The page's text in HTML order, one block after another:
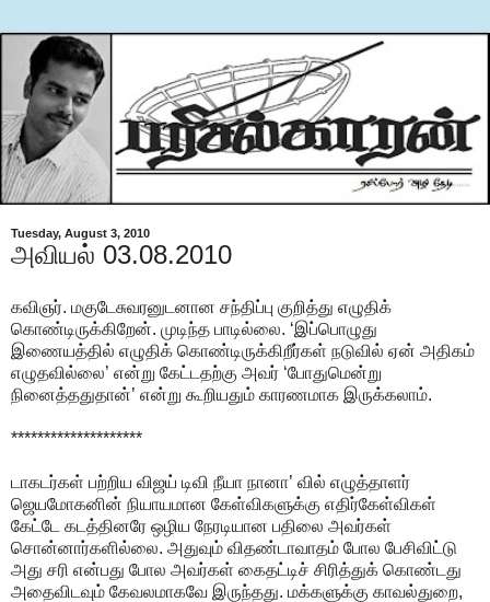
Tuesday, August 3, 2010
அவியல் 03.08.2010
கவிஞர். மகுடேசுவரனுடனான சந்திப்பு குறித்து எழுதிக்
கொண்டிருக்கிறேன். முடிந்த பாடில்லை. ‘இப்பொழுது
இணையத்தில் எழுதிக் கொண்டிருக்கிறீர்கள் நடுவில் ஏன் அதிகம்
எழுதவில்லை’ என்று கேட்டதற்கு அவர் ‘போதுமென்று
நினைத்ததுதான்’ என்று கூறியதும் காரணமாக இருக்கலாம்.
********************
டாகடர்கள் பற்றிய விஜய் டிவி நீயா நானா’ வில் எழுத்தாளர்
ஜெயமோகனின் நியாயமான கேள்விகளுக்கு எதிர்கேள்விகள்
கேட்டே கடத்தினரே ஒழிய நேரடியான பதிலை அவர்கள்
சொன்னார்களில்லை. அதுவும் விதண்டாவாதம் போல பேசிவிட்டு
அது சரி என்பது போல அவர்கள் கைதட்டிச் சிரித்துக் கொண்டது
அதைவிடவும் கேவலமாகவே இருந்தது. மக்களுக்கு காவல்துறை,